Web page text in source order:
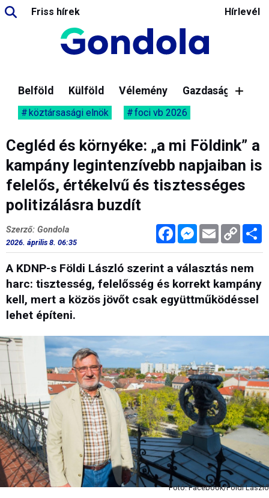
Friss hírek Hírlevél
Belföld Külföld Vélemény Gazdaság
köztársasági elnök foci vb 2026
Cegléd és környéke: „a mi Földink” a
kampány legintenzívebb napjaiban is
felelős, értékelvű és tisztességes
politizálásra buzdít
FacebookMessenger
Email Copy
Link
Szerző: Gondola
2026. április 8. 06:35
A KDNP-s Földi László szerint a választás nem
harc: tisztesség, felelősség és korrekt kampány
kell, mert a közös jövőt csak együttműködéssel
lehet építeni.
Fotó: Facebook/Földi László